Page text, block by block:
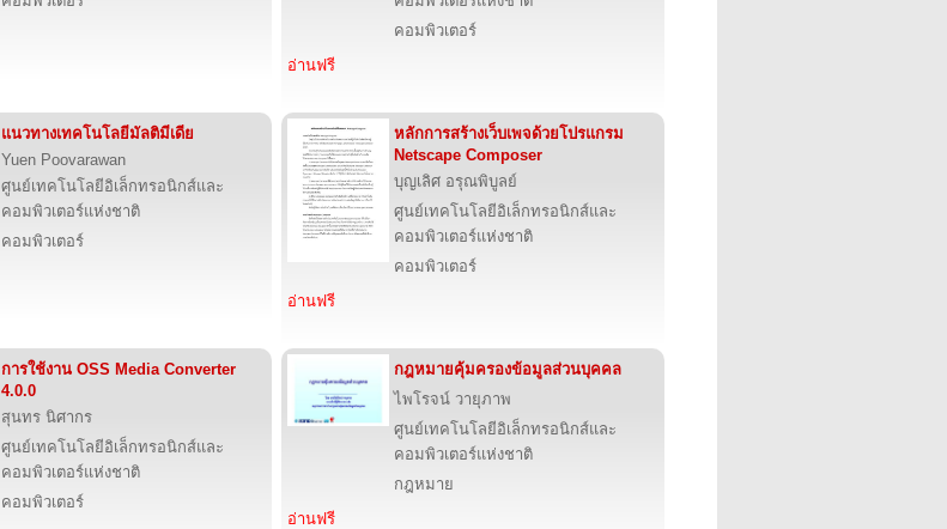
คอมพิวเตอร์
อ่านฟรี
แนวทางเทคโนโลยีมัลติมีเดีย
Yuen Poovarawan
ศูนย์เทคโนโลยีอิเล็กทรอนิกส์และ
คอมพิวเตอร์แห่งชาติ
คอมพิวเตอร์
หลักการสร้างเว็บเพจด้วยโปรแกรม
Netscape Composer
บุญเลิศ อรุณพิบูลย์
ศูนย์เทคโนโลยีอิเล็กทรอนิกส์และ
คอมพิวเตอร์แห่งชาติ
คอมพิวเตอร์
อ่านฟรี
การใช้งาน OSS Media Converter
4.0.0
สุนทร นิศากร
ศูนย์เทคโนโลยีอิเล็กทรอนิกส์และ
คอมพิวเตอร์แห่งชาติ
คอมพิวเตอร์
กฎหมายคุ้มครองข้อมูลส่วนบุคคล
ไพโรจน์ วายุภาพ
ศูนย์เทคโนโลยีอิเล็กทรอนิกส์และ
คอมพิวเตอร์แห่งชาติ
กฎหมาย
อ่านฟรี